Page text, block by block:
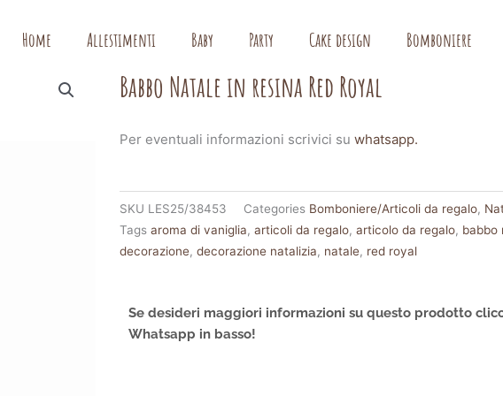
Home Allestimenti Baby Party Cake design Bomboniere
Babbo Natale in resina Red Royal
Per eventuali informazioni scrivici suwhatsapp.
SKU LES25/38453 Categories Bomboniere/Articoli da regalo,
Tags aroma di vaniglia,articoli da regalo,articolo da regalo, babbo
decorazione,decorazione natalizia, natale, red royal
Se desideri maggiori informazioni su questo prodotto
Whatsapp in basso!